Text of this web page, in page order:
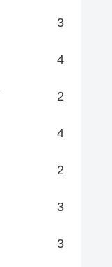
3
4
2
4
2
3
3